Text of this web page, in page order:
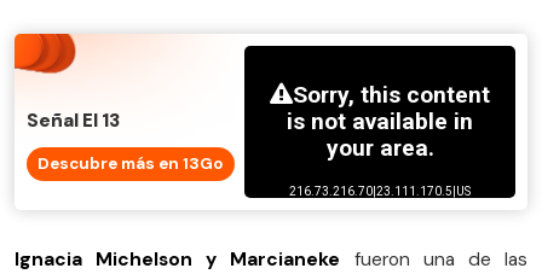
Señal El 13
Descubre más en 13Go
Ignacia Michelson y Marcianeke fueron una de las